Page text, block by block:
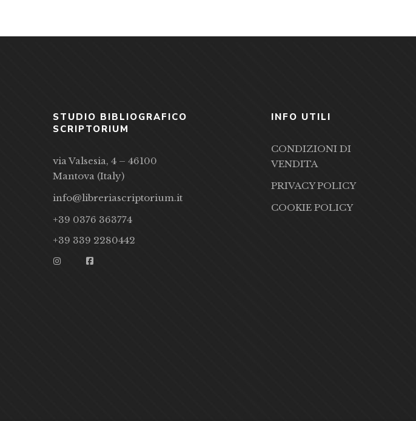
STUDIO BIBLIOGRAFICO
SCRIPTORIUM
via Valsesia, 4 – 46100
Mantova (Italy)
info@libreriascriptorium.it
+39 0376 363774
+39 339 2280442
INFO UTILI
CONDIZIONI DI
VENDITA
PRIVACY POLICY
COOKIE POLICY